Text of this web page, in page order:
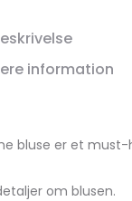
information
bluse er et
om blusen.